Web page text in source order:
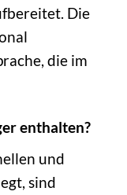
Die
die im
enthalten?
und
sind